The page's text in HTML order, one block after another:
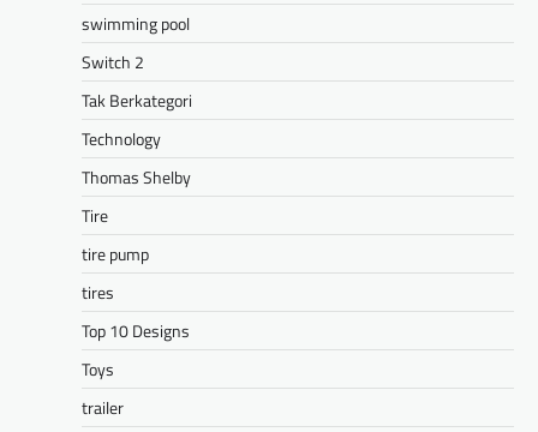
swimming pool
Switch 2
Tak Berkategori
Technology
Thomas Shelby
Tire
tire pump
tires
Top 10 Designs
Toys
trailer